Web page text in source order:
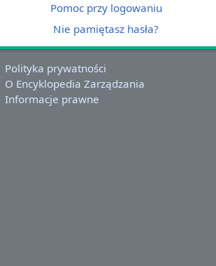
Pomoc przy logowaniu
Nie pamiętasz hasła?
Polityka prywatności
O Encyklopedia Zarządzania
Informacje prawne